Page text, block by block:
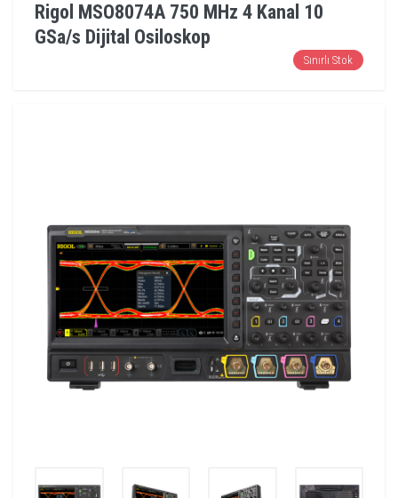
Rigol MSO8074A 750 MHz 4 Kanal 10
GSa/s Dijital Osiloskop
Sınırlı Stok